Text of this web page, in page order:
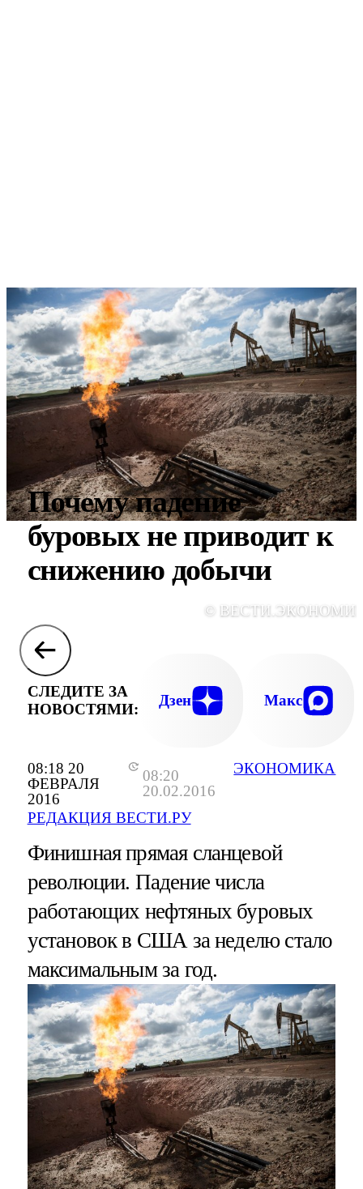
08:18 20
ФЕВРАЛЯ
2016
08:20
20.02.2016
РЕДАКЦИЯ ВЕСТИ.РУ
ЭКОНОМИКА
Почему падение
буровых не приводит к
снижению добычи
©
СЛЕДИТЕ ЗА
НОВОСТЯМИ:
Дзен Макс
Финишная прямая сланцевой
революции. Падение числа
работающих нефтяных буровых
установок в США за неделю стало
максимальным за год.